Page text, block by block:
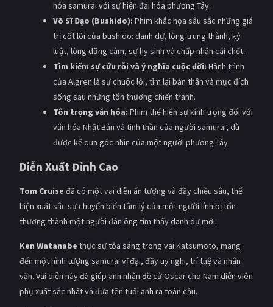
hóa samurai với sự hiện đại hóa phương Tây.
Võ Sĩ Đạo (Bushido): Phim khắc họa sâu sắc những giá
trị cốt lõi của bushido: danh dự, lòng trung thành, kỷ
luật, lòng dũng cảm, sự hy sinh và chấp nhận cái chết.
Tìm kiếm sự cứu rỗi và ý nghĩa cuộc đời: Hành trình
của Algren là sự chuộc lỗi, tìm lại bản thân và mục đích
sống sau những tổn thương chiến tranh.
Tôn trọng văn hóa: Phim thể hiện sự kính trọng đối với
văn hóa Nhật Bản và tinh thần của người samurai, dù
được kể qua góc nhìn của một người phương Tây.
Diễn Xuất Đỉnh Cao
Tom Cruise đã có một vai diễn ấn tượng và đầy chiều sâu, thể
hiện xuất sắc sự chuyển biến tâm lý của một người lính bị tổn
thương thành một người đàn ông tìm thấy danh dự mới.
Ken Watanabe thực sự tỏa sáng trong vai Katsumoto, mang
đến một hình tượng samurai vĩ đại, đầy uy nghi, trí tuệ và nhân
văn. Vai diễn này đã giúp anh nhận đề cử Oscar cho Nam diễn viên
phụ xuất sắc nhất và đưa tên tuổi anh ra toàn cầu.